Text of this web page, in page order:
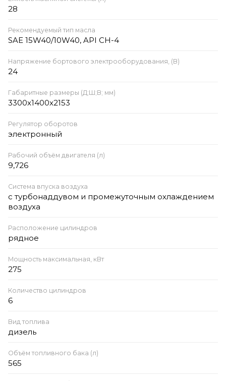
28
Рекомендуемый тип масла
SAE 15W40/10W40, API CH-4
Напряжение бортового электрооборудования, (В)
24
Габаритные размеры (Д;Ш;В; мм)
3300x1400x2153
Регулятор оборотов
электронный
Рабочий объём двигателя (л)
9,726
Система впуска воздуха
с турбонаддувом и промежуточным охлаждением
воздуха
Расположение цилиндров
рядное
Мощность максимальная, кВт
275
Количество цилиндров
6
Вид топлива
дизель
Объём топливного бака (л)
565